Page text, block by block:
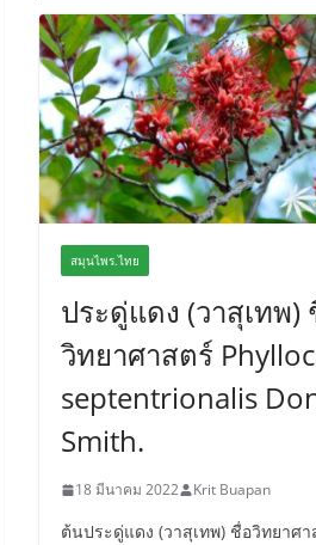
สมุนไพร.ไทย
ประดู่แดง (วาสุเทพ)
วิทยาศาสตร์
septentrionalis
Smith.
18 มีนาคม 2022 Krit Buapan
ต้นประดู่แดง (วาสุเทพ) ชื่อวิทยาศา